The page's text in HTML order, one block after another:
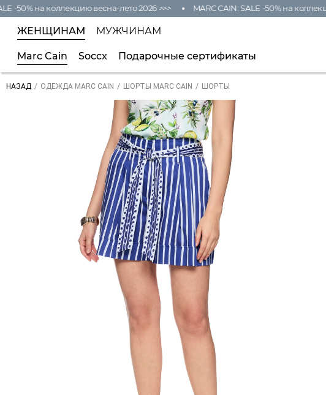
-50% на коллекцию весна-лето 2026 >>> MARC CAIN: SALE -50% на
ЖЕНЩИНАМ МУЖЧИНАМ
Marc Cain Soccx Подарочные сертификаты
НАЗАД / ОДЕЖДА MARC CAIN / ШОРТЫ MARC CAIN / ШОРТЫ